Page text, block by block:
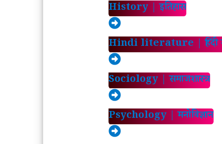
History | इतिहास
Hindi literature | हिंदी
Sociology | समाजशास्त्र
Psychology | मनोविज्ञान